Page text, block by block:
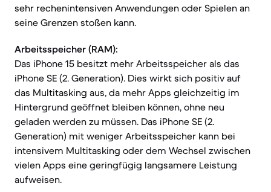
sehr rechenintensiven Anwendungen oder Spielen an
seine Grenzen stoßen kann.
Arbeitsspeicher (RAM):
Das iPhone 15 besitzt mehr Arbeitsspeicher als das
iPhone SE (2. Generation). Dies wirkt sich positiv auf
das Multitasking aus, da mehr Apps gleichzeitig im
Hintergrund geöffnet bleiben können, ohne neu
geladen werden zu müssen. Das iPhone SE (2.
Generation) mit weniger Arbeitsspeicher kann bei
intensivem Multitasking oder dem Wechsel zwischen
vielen Apps eine geringfügig langsamere Leistung
aufweisen.